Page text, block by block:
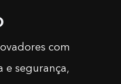
com
e segurança,